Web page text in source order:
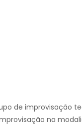
de improvisação
na